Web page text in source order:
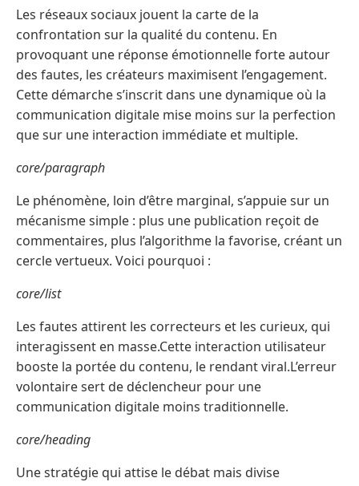
Les réseaux sociaux jouent la carte de la
confrontation sur la qualité du contenu. En
provoquant une réponse émotionnelle forte autour
des fautes, les créateurs maximisent l’engagement.
Cette démarche s’inscrit dans une dynamique où la
communication digitale mise moins sur la perfection
que sur une interaction immédiate et multiple.
core/paragraph
Le phénomène, loin d’être marginal, s’appuie sur un
mécanisme simple : plus une publication reçoit de
commentaires, plus l’algorithme la favorise, créant un
cercle vertueux. Voici pourquoi :
core/list
Les fautes attirent les correcteurs et les curieux, qui
interagissent en masse.Cette interaction utilisateur
booste la portée du contenu, le rendant viral.L’erreur
volontaire sert de déclencheur pour une
communication digitale moins traditionnelle.
core/heading
Une stratégie qui attise le débat mais divise